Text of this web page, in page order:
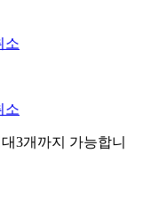
소
소
3개까지 가능합니